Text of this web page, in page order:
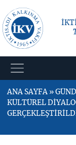
ANA SAYFA »
KÜLTÜREL